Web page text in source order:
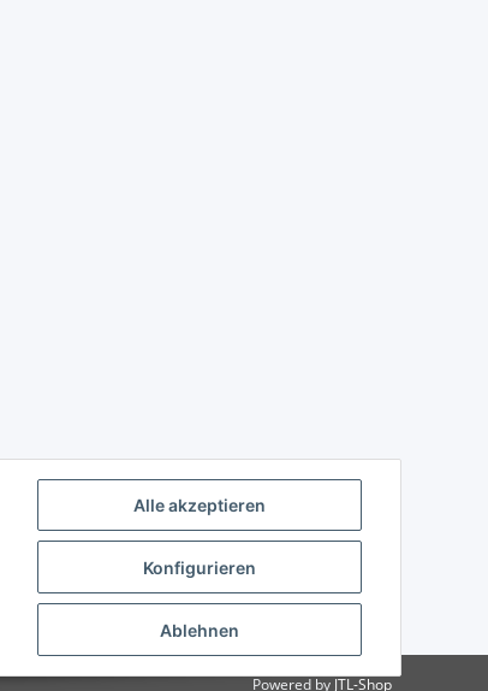
Alle akzeptieren
Konfigurieren
Ablehnen
Powered by JTL-Shop